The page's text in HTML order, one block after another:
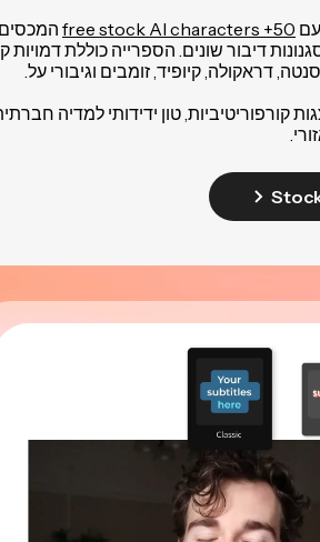
50+ free stock AI characters
המכסים
דיבור שונים. הספרייה כוללת דמויות
דראקולה, קיופיד, זומבים וגיבורי על.
קורפוריטיביות, טון ידידותי למדיה